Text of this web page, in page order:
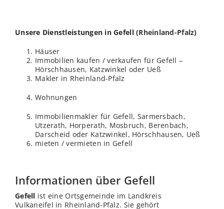
Unsere Dienstleistungen in Gefell (Rheinland-Pfalz)
Häuser
Immobilien kaufen / verkaufen für Gefell –
Hörschhausen, Katzwinkel oder Ueß
Makler in Rheinland-Pfalz
Wohnungen
Immobilienmakler für Gefell, Sarmersbach,
Utzerath, Horperath, Mosbruch, Berenbach,
Darscheid oder Katzwinkel, Hörschhausen, Ueß
mieten / vermieten in Gefell
Informationen über Gefell
Gefell ist eine Ortsgemeinde im Landkreis
Vulkaneifel in Rheinland-Pfalz. Sie gehört